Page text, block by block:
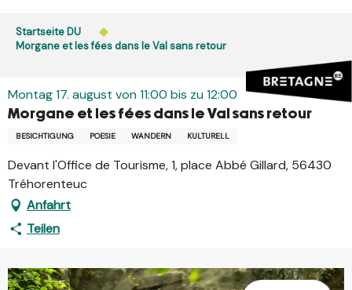
contenu
Startseite DU
Morgane et les fées dans le Val sans retour
Montag 17. august von 11:00 bis zu 12:00
Morgane et les fées dans le Val sans retour
BESICHTIGUNG POESIE WANDERN KULTURELL
Devant l'Office de Tourisme, 1, place Abbé Gillard, 56430
Tréhorenteuc
Anfahrt
Teilen